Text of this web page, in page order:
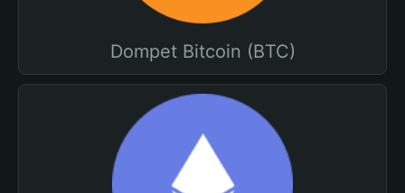
Dompet Bitcoin (BTC)